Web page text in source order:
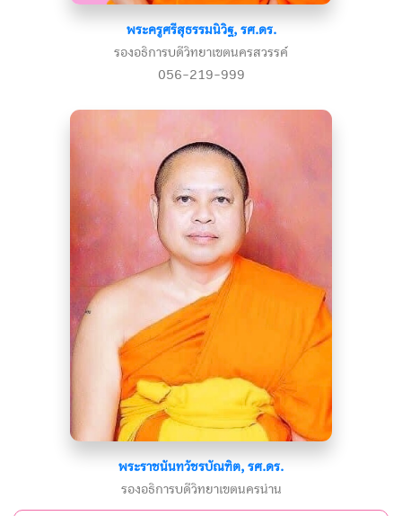
พระครูศรีสุธรรมนิวิฐ, รศ.ดร.
รองอธิการบดีวิทยาเขตนครสวรรค์
056-219-999
พระราชนันทวัชรบัณฑิต, รศ.ดร.
รองอธิการบดีวิทยาเขตนครน่าน